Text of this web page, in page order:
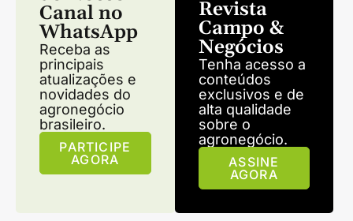
Canal no
WhatsApp
Receba as
principais
atualizações e
novidades do
agronegócio
brasileiro.
PARTICIPE
AGORA
Revista
Campo &
Negócios
Tenha acesso a
conteúdos
exclusivos e de
alta qualidade
sobre o
agronegócio.
ASSINE
AGORA